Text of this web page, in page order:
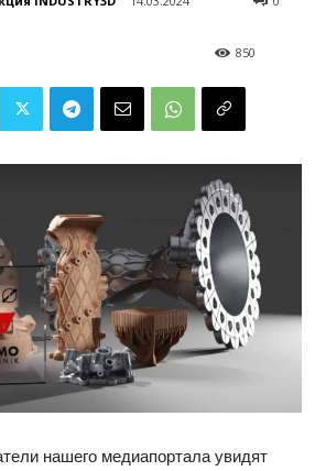
850
нашего медиапортала увидят